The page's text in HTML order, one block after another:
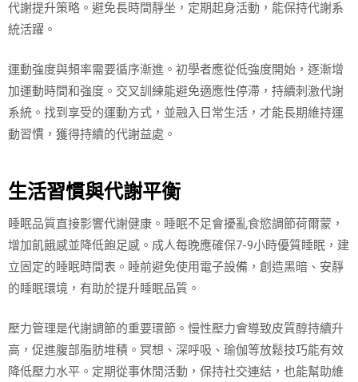
代謝提升策略。避免長時間靜坐，定期起身活動，能保持代謝系
統活躍。
運動強度與頻率需要循序漸進。初學者應從低強度開始，逐漸增
加運動時間和強度。交叉訓練能避免適應性停滯，持續刺激代謝
系統。找到享受的運動方式，並融入日常生活，才能長期維持運
動習慣，獲得持續的代謝益處。
生活習慣與代謝平衡
睡眠品質直接影響代謝健康。睡眠不足會擾亂食慾調節荷爾蒙，
增加飢餓感並降低飽足感。成人每晚應確保7-9小時優質睡眠，建
立固定的睡眠時間表。睡前避免使用電子設備，創造黑暗、安靜
的睡眠環境，有助於提升睡眠品質。
壓力管理是代謝調節的重要環節。慢性壓力會導致皮質醇持續升
高，促進腹部脂肪堆積。冥想、深呼吸、瑜伽等放鬆技巧能有效
降低壓力水平。定期從事休閒活動，保持社交連結，也能幫助維